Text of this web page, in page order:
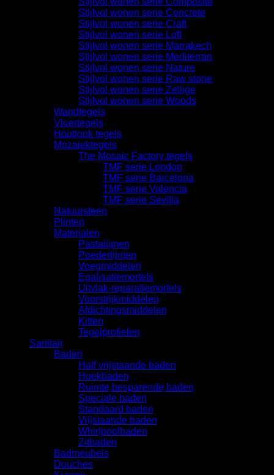
Stijlvol wonen serie Concrete
Stijlvol wonen serie Craft
Stijlvol wonen serie Loft
Stijlvol wonen serie Marrakech
Stijlvol wonen serie Mediterran
Stijlvol wonen serie Nature
Stijlvol wonen serie Raw stone
Stijlvol wonen serie Zellige
Stijlvol wonen serie Woods
Wandtegels
Vloertegels
Houtlook tegels
Mozaiektegels
The Mosaic Factory tegels
TMF serie London
TMF serie Barcelona
TMF serie Valencia
TMF serie Sevilla
Natuursteen
Plinten
Materialen
Pastalijmen
Poederlijmen
Voegmiddelen
Egalisatiemortels
Uitvlak-reparatiemortels
Voorstrijkmiddelen
Afdichtingsmiddelen
Kitten
Tegelprofielen
Sanitair
Baden
Half vrijstaande baden
Hoekbaden
Ruimte besparende baden
Speciale baden
Standaard baden
Vrijstaande baden
Whirlpoolbaden
Zitbaden
Badmeubels
Douches